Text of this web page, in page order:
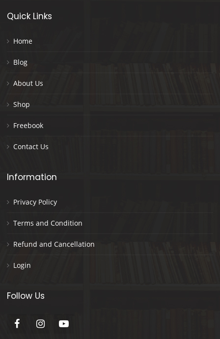
Quick Links
Home
Blog
About Us
Shop
Freebook
Contact Us
Information
Privacy Policy
Terms and Condition
Refund and Cancellation
Login
Follow Us